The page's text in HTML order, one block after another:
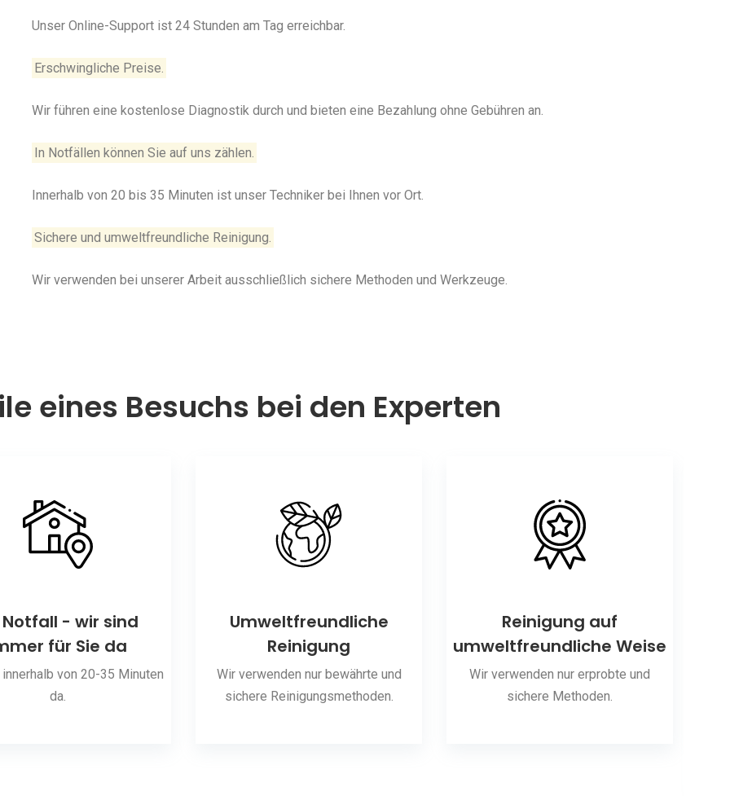
Unser Online-Support ist 24 Stunden am Tag erreichbar.
Erschwingliche Preise.
Wir führen eine kostenlose Diagnostik durch und bieten eine Bezahlung ohne Gebühren an.
In Notfällen können Sie auf uns zählen.
Innerhalb von 20 bis 35 Minuten ist unser Techniker bei Ihnen vor Ort.
Sichere und umweltfreundliche Reinigung.
Wir verwenden bei unserer Arbeit ausschließlich sichere Methoden und Werkzeuge.
eines Besuchs bei den Experten
- wir sind
für Sie da
von 20-35 Minuten
da.
Umweltfreundliche
Reinigung
Wir verwenden nur bewährte und
sichere Reinigungsmethoden.
Reinigung auf
umweltfreundliche Weise
Wir verwenden nur erprobte und
sichere Methoden.